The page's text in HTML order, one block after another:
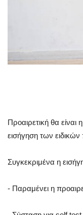
Προαιρετική θα
εισήγηση των
Συγκεκριμένα η
- Παραμένει η